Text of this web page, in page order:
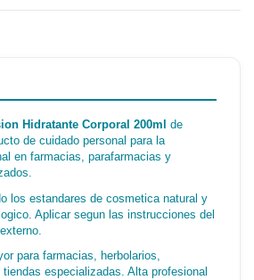
Hidratante Corporal 200ml de
de cuidado personal para la
en farmacias, parafarmacias y
los estandares de cosmetica natural y
Aplicar segun las instrucciones del
para farmacias, herbolarios,
especializadas. Alta profesional